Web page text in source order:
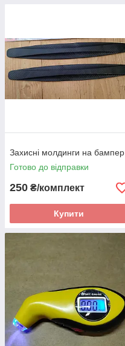
Захисні молдинги на бампер
Готово до відправки
250 ₴/комплект
Купити